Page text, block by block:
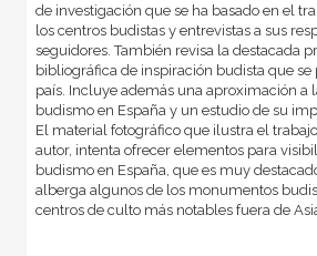
de investigación que se ha basado en el
los centros budistas y entrevistas a sus
seguidores. También revisa la destacada
bibliográfica de inspiración budista que
país. Incluye además una aproximación a
budismo en España y un estudio de su
El material fotográfico que ilustra el
autor, intenta ofrecer elementos para
budismo en España, que es muy
alberga algunos de los monumentos
centros de culto más notables fuera de